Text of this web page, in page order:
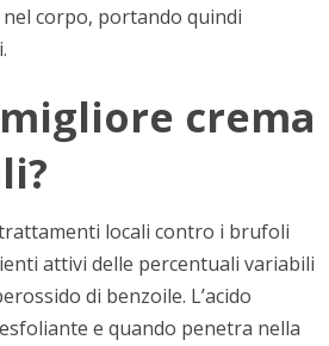
corpo, portando quindi
crema
locali contro i brufoli
attivi delle percentuali variabili
di benzoile. L’acido
e quando penetra nella